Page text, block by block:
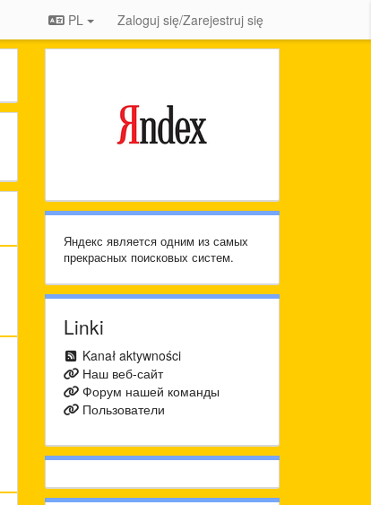
PL Zaloguj się/Zarejestruj się
Яндекс является одним из самых
прекрасных поисковых систем.
Linki
Kanał aktywności
Наш веб-сайт
Форум нашей команды
Пользователи